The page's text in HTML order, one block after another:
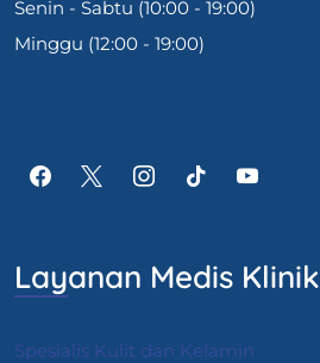
Senin - Sabtu (10:00 - 19:00)
Minggu (12:00 - 19:00)
Layanan Medis Klinik
Spesialis Kulit dan Kelamin